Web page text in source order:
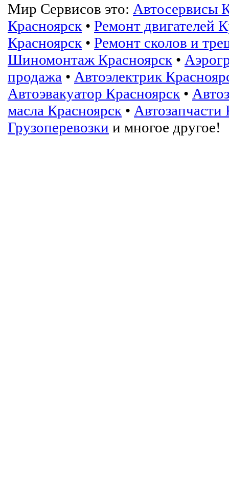
Мир Сервисов это: Автосервисы
Красноярск • Ремонт двигателей
Красноярск • Ремонт сколов и
Шиномонтаж Красноярск •
продажа • Автоэлектрик
Автоэвакуатор Красноярск •
масла Красноярск • Автозапчасти
Грузоперевозки и многое другое!